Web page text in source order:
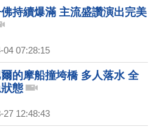
持續爆滿 主流盛讚演出完美
04 07:28:15
的摩船撞垮橋 多人落水 全
態
27 12:48:43